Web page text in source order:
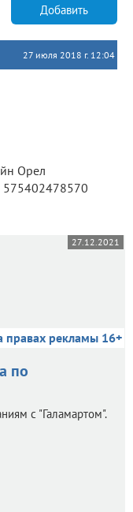
Добавить
27 июля 2018 г. 12:04
27.12.2021
правах рекламы 16+
по
с "Галамартом".